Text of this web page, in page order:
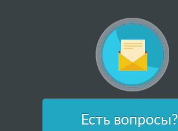
Есть вопросы?